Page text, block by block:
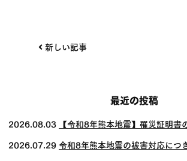
投
ゲー
ショ
新しい記事
最近の投稿
2026.08.03 【令和8年熊本地震】罹災証明書
2026.07.29令和8年熊本地震の被害対応につ